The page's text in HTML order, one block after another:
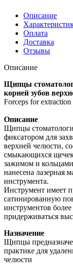
Описание
Оплата
Доставка
Отзывы
Описание
Щипцы
корней зубов
Forceps for
Описание
Щипцы
фиксатором для
верхней челюсти,
смыкающихся
зажимом и
нанесена лазерная
инструмента.
Инструмент имеет
сатинированную
инструментов
придерживаться
Назначение
Щипцы
практике для
челюсти